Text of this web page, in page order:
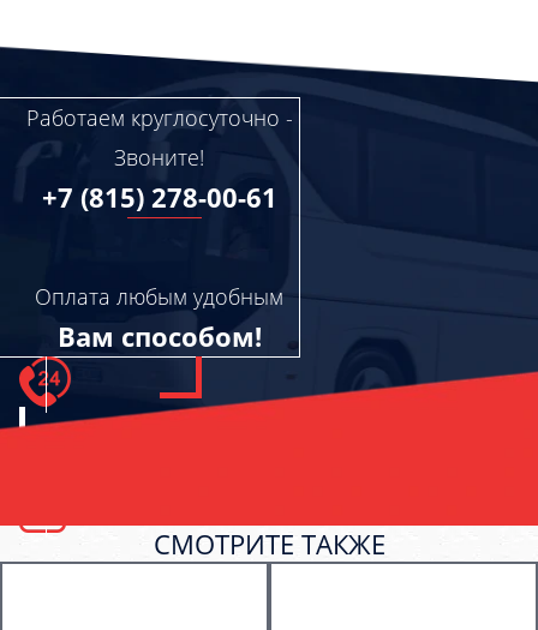
Работаем круглосуточно -
Звоните!
+7 (815) 278-00-61
Оплата любым удобным
Вам способом!
СМОТРИТЕ ТАКЖЕ